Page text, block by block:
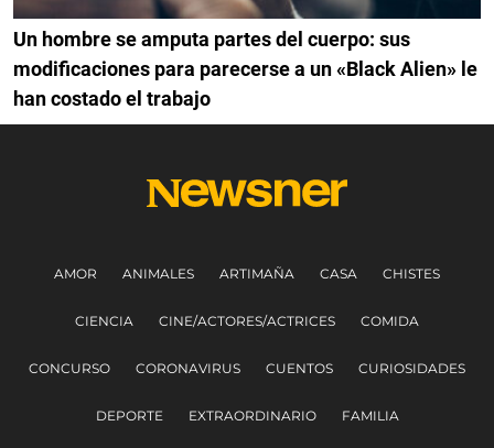
Un hombre se amputa partes del cuerpo: sus
modificaciones para parecerse a un «Black Alien» le
han costado el trabajo
AMOR ANIMALES ARTIMAÑA CASA CHISTES
CIENCIA CINE/ACTORES/ACTRICES COMIDA
CONCURSO CORONAVIRUS CUENTOS CURIOSIDADES
DEPORTE EXTRAORDINARIO FAMILIA